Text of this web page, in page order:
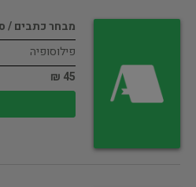
מבחר כתבים /
פילוסופיה
45 ₪